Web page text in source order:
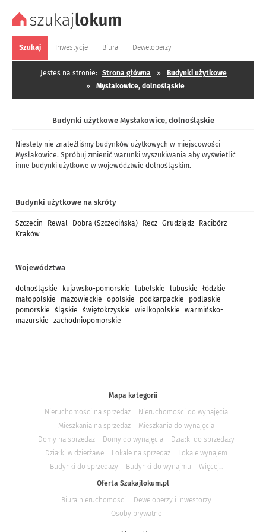
Szukaj Inwestycje Biura Deweloperzy
Jesteś na stronie: Strona główna »
Budynki użytkowe
»
Mysłakowice, dolnośląskie
Budynki użytkowe Mysłakowice, dolnośląskie
Niestety nie znaleźliśmy budynków użytkowych w miejscowości
Mysłakowice. Spróbuj zmienić warunki wyszukiwania aby wyświetlić
inne budynki użytkowe w województwie dolnośląskim.
Budynki użytkowe na skróty
Szczecin Rewal Dobra (Szczecińska) Recz Grudziądz
Racibórz
Kraków
Województwa
dolnośląskie kujawsko-pomorskie lubelskie lubuskie
łódzkie
małopolskie
mazowieckie opolskie podkarpackie
podlaskie
pomorskie
śląskie świętokrzyskie wielkopolskie
warmińsko-
mazurskie
zachodniopomorskie
Mapa kategorii
Nieruchomości na sprzedaż
Nieruchomości do wynajęcia
Mieszkania na sprzedaż
Mieszkania do wynajęcia
Domy na sprzedaż
Domy do wynajęcia
Działki do sprzedaży
Działki w dzierżawe
Lokale na sprzedaż
Lokale wynajem
Budynki do sprzedaży
Budynki do wynajmu
Więcej...
Oferta Szukajlokum.pl
Biura nieruchomości
Deweloperzy i inwestorzy
Osoby prywatne